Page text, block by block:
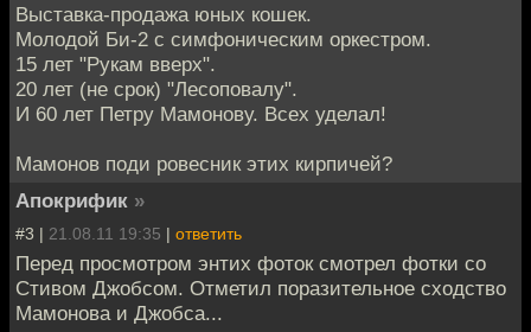
Выставка-продажа юных кошек.
Молодой Би-2 с симфоническим оркестром.
15 лет "Рукам вверх".
20 лет (не срок) "Лесоповалу".
И 60 лет Петру Мамонову. Всех уделал!
Мамонов поди ровесник этих кирпичей?
Апокрифик »
#3 | 21.08.11 19:35 | ответить
Перед просмотром энтих фоток смотрел фотки со
Стивом Джобсом. Отметил поразительное сходство
Мамонова и Джобса...